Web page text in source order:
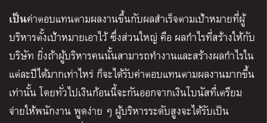
เป็นค่าตอบแทนตามผลงานขึ้นกับผลสำเร็จตามเป้าหมายที่ผู้
บริหารตั้งเป้าหมายเอาไว้ ซึ่งส่วนใหญ่ คือ ผลกำไรที่สร้างให้กับ
บริษัท ยิ่งถ้าผู้บริหารคนนั้นสามารถทำงานและสร้างผลกำไรใน
แต่ละปีได้มากเท่าไหร่ ก็จะได้รับค่าตอบแทนตามผลงานมากขึ้น
เท่านั้น โดยทั่วไปเงินก้อนนี้จะกันออกจากเงินโบนัสที่เตรียม
จ่ายให้พนักงาน พูดง่าย ๆ ผู้บริหารระดับสูงจะได้รับเป็น